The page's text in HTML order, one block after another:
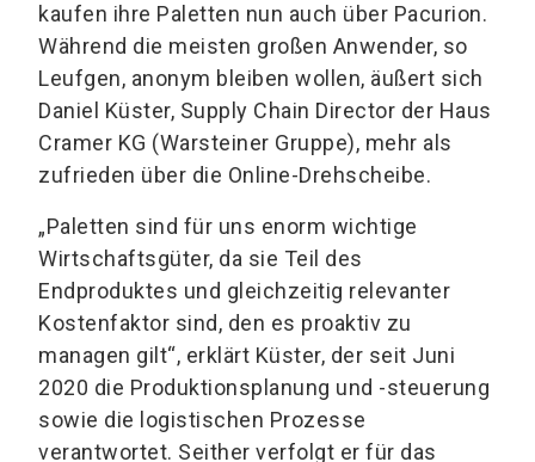
kaufen ihre Paletten nun auch über Pacurion.
Während die meisten großen Anwender, so
Leufgen, anonym bleiben wollen, äußert sich
Daniel Küster, Supply Chain Director der Haus
Cramer KG (Warsteiner Gruppe), mehr als
zufrieden über die Online-Drehscheibe.
„Paletten sind für uns enorm wichtige
Wirtschaftsgüter, da sie Teil des
Endproduktes und gleichzeitig relevanter
Kostenfaktor sind, den es proaktiv zu
managen gilt“, erklärt Küster, der seit Juni
2020 die Produktionsplanung und -steuerung
sowie die logistischen Prozesse
verantwortet. Seither verfolgt er für das